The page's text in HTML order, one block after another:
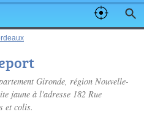
Gironde, région Nouvelle-
jaune à l'adresse 182 Rue
et colis.